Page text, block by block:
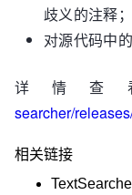
歧义的注释；
对源代码中
详情查
searcher/
相关链接